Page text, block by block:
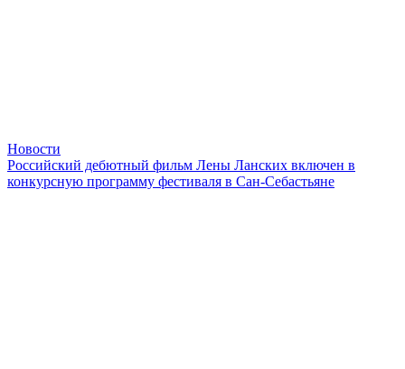
Новости
Российский дебютный фильм Лены Ланских включен в
конкурсную программу фестиваля в Сан-Себастьяне